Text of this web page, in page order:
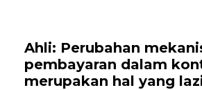
Ahli: Perubahan
pembayaran dalam
merupakan hal yang